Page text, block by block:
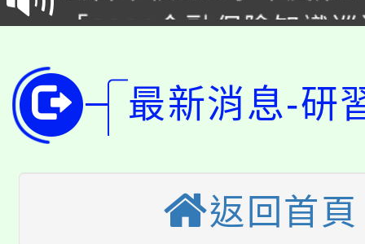
代理(課)教師甄選結果(
「2026金融保險知識
生本土語及新住民語歌
公告本校115學年度第
代理(課)教師甄選結果(
公告本校115學年度第
轉知中國文化大學推廣
《TA101》溝通分析基
轉知苗栗縣政府辦理
最新消息-研
返回首頁